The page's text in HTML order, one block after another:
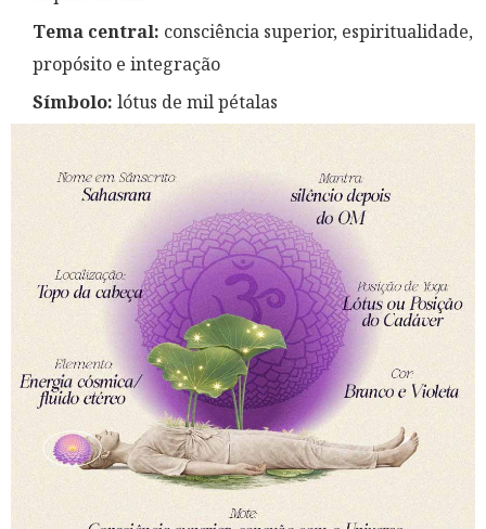
Tema central: consciência superior, espiritualidade,
propósito e integração
Símbolo: lótus de mil pétalas